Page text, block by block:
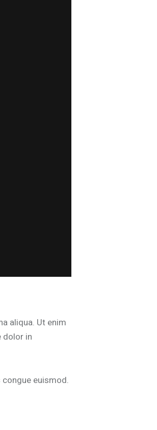
aliqua. Ut enim
dolor in
euismod.